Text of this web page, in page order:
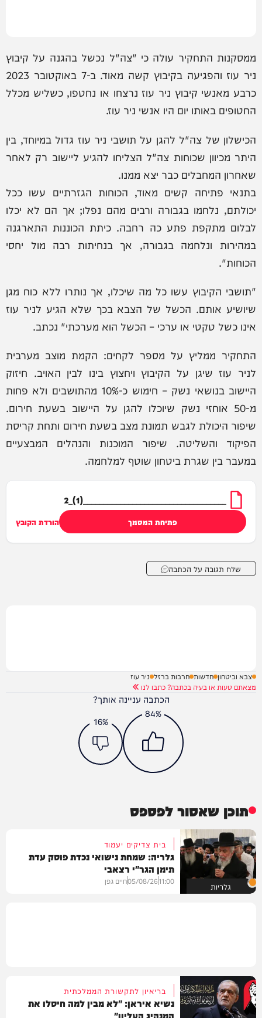
ממסקנות התחקיר עולה כי "צה"ל נכשל בהגנה על קיבוץ
ניר עוז והפגיעה בקיבוץ קשה מאוד. ב-7 באוקטובר 2023
כרבע מאנשי קיבוץ ניר עוז נרצחו או נחטפו, כשליש מכלל
החטופים באותו יום היו אנשי ניר עוז.
הכישלון של צה"ל להגן על תושבי ניר עוז גדול במיוחד, בין
היתר מכיוון שכוחות צה"ל הצליחו להגיע ליישוב רק לאחר
שאחרון המחבלים כבר יצא ממנו.
בתנאי פתיחה קשים מאוד, הכוחות הגזרתיים עשו ככל
יכולתם, נלחמו בגבורה ורבים מהם נפלו; אך הם לא יכלו
לבלום מתקפת פתע כה רחבה. כיתת הכוננות התארגנה
במהירות ונלחמה בגבורה, אך בנחיתות רבה מול יחסי
הכוחות".
"תושבי הקיבוץ עשו כל מה שיכלו, אך נותרו ללא כוח מגן
שיושיע אותם. הכשל של הצבא בכך שלא הגיע לניר עוז
אינו כשל טקטי או ערכי – הכשל הוא מערכתי" נכתב.
התחקיר ממליץ על מספר לקחים: הקמת מוצב מערבית
לניר עוז שיגן על הקיבוץ ויחצוץ בינו לבין האויב. חיזוק
היישוב בנושאי נשק – חימוש כ-10% מהתושבים ולא פחות
מ-50 אוחזי נשק שיוכלו להגן על היישוב בשעת חירום.
שיפור היכולת לגבש תמונת מצב בשעת חירום ותחת קריסת
הפיקוד והשליטה. שיפור המוכנות והנהלים המבצעיים
במעבר בין שגרת ביטחון שוטף למלחמה.
___________________________________(1)_2
פתיחת המסמך הורדת הקובץ
שלח תגובה על הכתבה
צבא וביטחון חדשות חרבות ברזל ניר עוז
מצאתם טעות או בעיה בכתבה? כתבו לנו
הכתבה עניינה אותך?
84%
16%
תוכן שאסור לפספס
גלריות
בית צדיקים יעמוד
גלריה: שמחת נישואי נכדת פוסק עדת
תימן הגר"י רצאבי
11:00
05/08/26חיים גפן
בריאיון לתקשורת הממלכתית
נשיא איראן: "לא מבין למה חיסלו את
המנהיג העליון"